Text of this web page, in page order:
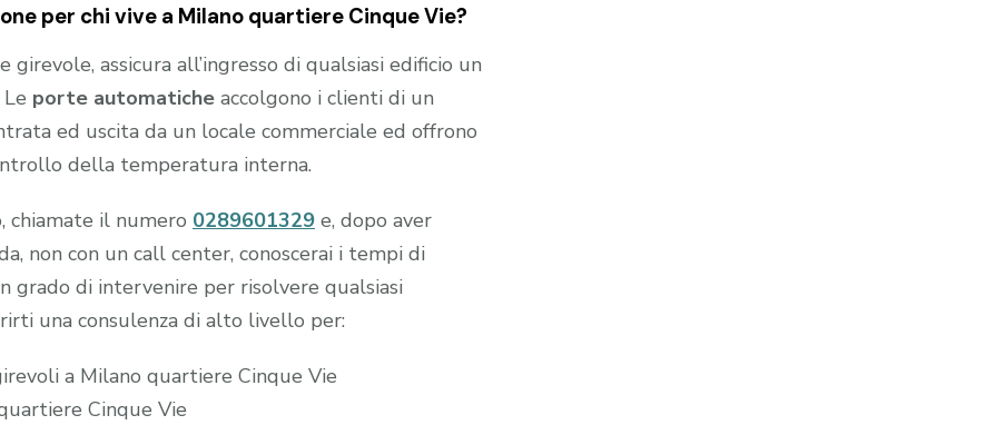
per chi vive a Milano quartiere Cinque Vie?
assicura all’ingresso di qualsiasi edificio un
porte automatiche accolgono i clienti di un
ed uscita da un locale commerciale ed offrono
della temperatura interna.
chiamate il numero 0289601329 e, dopo aver
non con un call center, conoscerai i tempi di
grado di intervenire per risolvere qualsiasi
una consulenza di alto livello per:
a Milano quartiere Cinque Vie
Cinque Vie